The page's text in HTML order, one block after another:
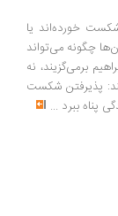
یا
می‌تواند
نه
شکست
ببرد...